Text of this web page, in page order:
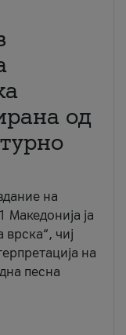
од
на
Македонија ја
чиј
на
песна